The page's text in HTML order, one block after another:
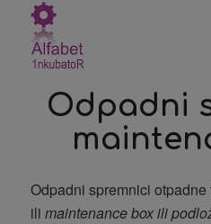
Odpadni
Odpadni spremnici otpadne
ili maintenance box ili